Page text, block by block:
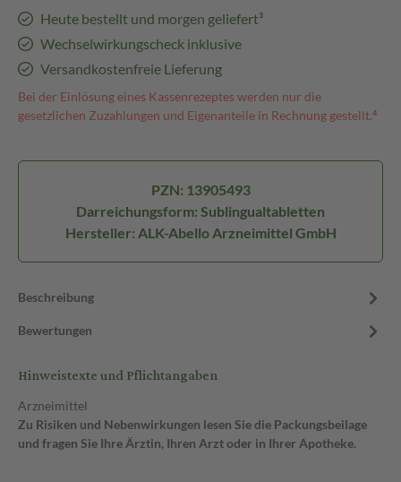
Heute bestellt und morgen geliefert³
Wechselwirkungscheck inklusive
Versandkostenfreie Lieferung
Bei der Einlösung eines Kassenrezeptes werden nur die
gesetzlichen Zuzahlungen und Eigenanteile in Rechnung gestellt.⁴
PZN: 13905493
Darreichungsform: Sublingualtabletten
Hersteller: ALK-Abello Arzneimittel GmbH
Beschreibung
Bewertungen
Hinweistexte und Pflichtangaben
Arzneimittel
Zu Risiken und Nebenwirkungen lesen Sie die Packungsbeilage
und fragen Sie Ihre Ärztin, Ihren Arzt oder in Ihrer Apotheke.